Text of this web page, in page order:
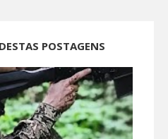
POSTAGENS